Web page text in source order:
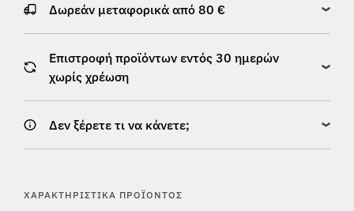
Δωρεάν μεταφορικά από 80 €
Επιστροφή προϊόντων εντός 30 ημερών
χωρίς χρέωση
Δεν ξέρετε τι να κάνετε;
ΧΑΡΑΚΤΗΡΙΣΤΙΚΆ ΠΡΟΪΌΝΤΟΣ